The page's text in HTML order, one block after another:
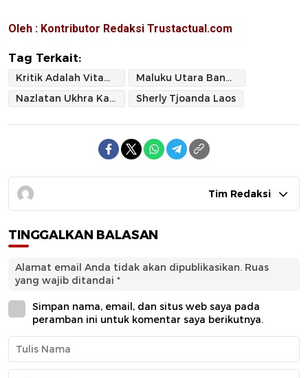
Oleh : Kontributor Redaksi Trustactual.com
Tag Terkait:
Kritik Adalah Vitamin Demokrasi — Belajarlah Menyikapi Perbedaan dengan Dewasa
Maluku Utara Bangkit
Nazlatan Ukhra Kasuba
Sherly Tjoanda Laos
Tim Redaksi
TINGGALKAN BALASAN
Alamat email Anda tidak akan dipublikasikan. Ruas
yang wajib ditandai *
Simpan nama, email, dan situs web saya pada
peramban ini untuk komentar saya berikutnya.